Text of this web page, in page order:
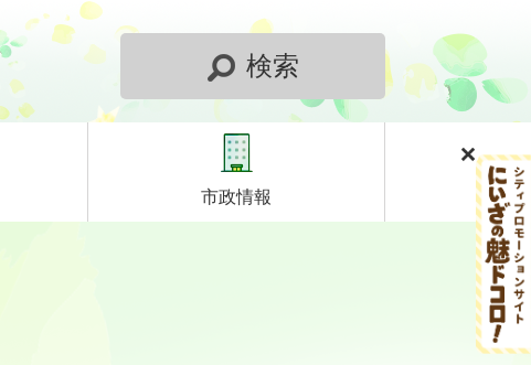
検索
市政情報